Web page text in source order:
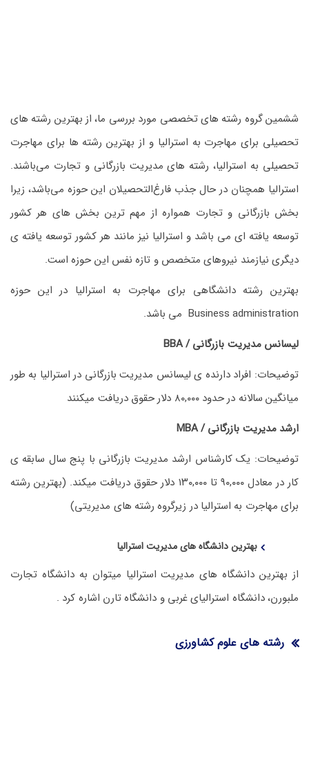
ششمین گروه رشته های تخصصی مورد بررسی ما، از بهترین رشته های
تحصیلی برای مهاجرت به استرالیا و از بهترین رشته ها برای مهاجرت
تحصیلی به استرالیا، رشته های مدیریت بازرگانی و تجارت می‌باشند.
استرالیا همچنان در حال جذب فارغ‌التحصیلان این حوزه می‌باشد، زیرا
بخش بازرگانی و تجارت همواره از مهم ترین بخش های هر کشور
توسعه یافته ای می باشد و استرالیا نیز مانند هر کشور توسعه یافته ی
دیگری نیازمند نیروهای متخصص و تازه نفس این حوزه است.
بهترین رشته دانشگاهی برای مهاجرت به استرالیا در این حوزه
Business administration می باشد.
لیسانس مدیریت بازرگانی / BBA
توضیحات: افراد دارنده ی لیسانس مدیریت بازرگانی در استرالیا به طور
میانگین سالانه در حدود ۸۰,۰۰۰ دلار حقوق دریافت میکنند
ارشد مدیریت بازرگانی / MBA
توضیحات: یک کارشناس ارشد مدیریت بازرگانی با پنج سال سابقه ی
کار در معادل ۹۰,۰۰۰ تا ۱۳۰,۰۰۰ دلار حقوق دریافت میکند. (بهترین رشته
برای مهاجرت به استرالیا در زیرگروه رشته های مدیریتی)
بهترین دانشگاه های مدیریت استرالیا
از بهترین دانشگاه های مدیریت استرالیا میتوان به دانشگاه تجارت
ملبورن، دانشگاه استرالیای غربی و دانشگاه تارن اشاره کرد .
رشته های علوم کشاورزی